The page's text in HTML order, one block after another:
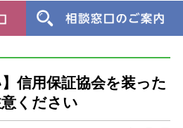
信用保証協会を装った
ください